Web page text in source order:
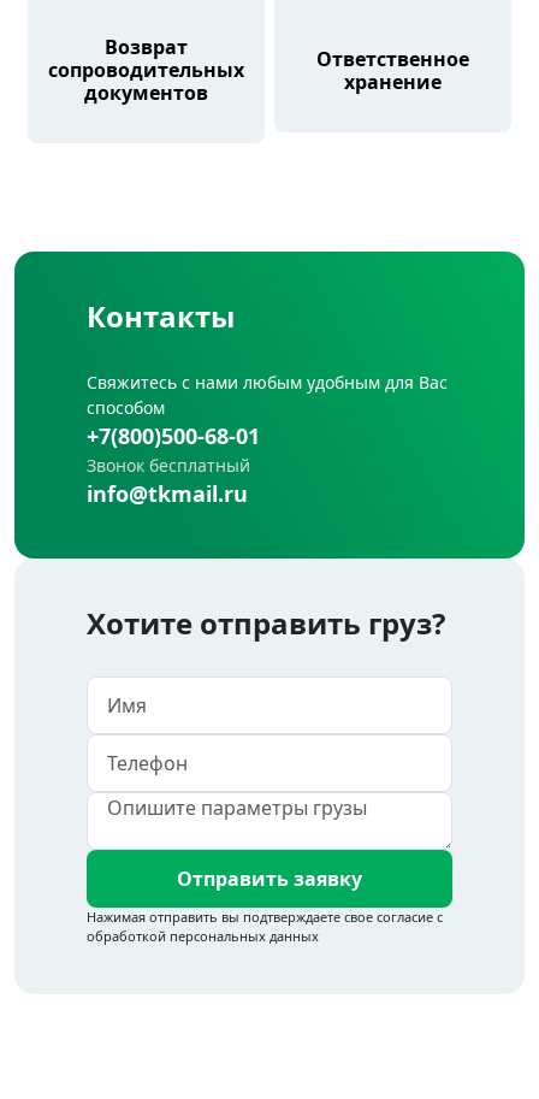
Возврат
сопроводительных
документов
Ответственное
хранение
Контакты
Свяжитесь с нами любым удобным для Вас
способом
+7(800)500-68-01
Звонок бесплатный
info@tkmail.ru
Хотите отправить груз?
Отправить заявку